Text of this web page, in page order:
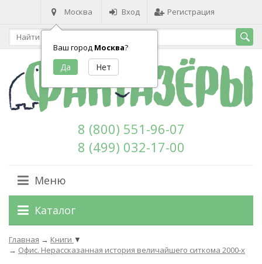
Москва
Ваш город Москва?
Вход Регистрация
8 (800) 551-96-07
8 (499) 032-17-00
Меню
Каталог
Главная → Книги ▼
→ Офис. Нерассказанная история величайшего ситкома 2000-х